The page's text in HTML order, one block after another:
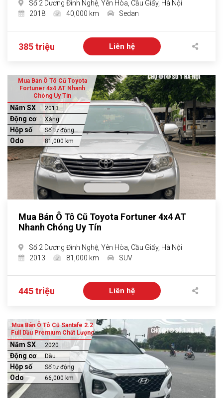
Số 2 Dương Đình Nghệ, Yên Hòa, Cầu Giấy, Hà Nội
2018
40,000 km Sedan
385 triệu Liên hệ
Mua Bán Ô Tô Cũ Toyota
Fortuner 4x4 AT Nhanh
Chóng Uy Tín
Năm SX 2013
Động cơ Xăng
Hộp số Số tự động
Odo 81,000 km
Mua Bán Ô Tô Cũ Toyota Fortuner 4x4 AT
Nhanh Chóng Uy Tín
Số 2 Dương Đình Nghệ, Yên Hòa, Cầu Giấy, Hà Nội
2013
81,000 km SUV
445 triệu Liên hệ
Mua Bán Ô Tô Cũ Santafe 2.2
Full Dầu Premium Chất Lượng
Năm SX 2020
Động cơ Dầu
Hộp số Số tự động
Odo 66,000 km